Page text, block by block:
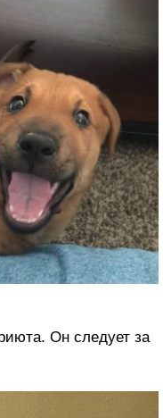
Он следует за